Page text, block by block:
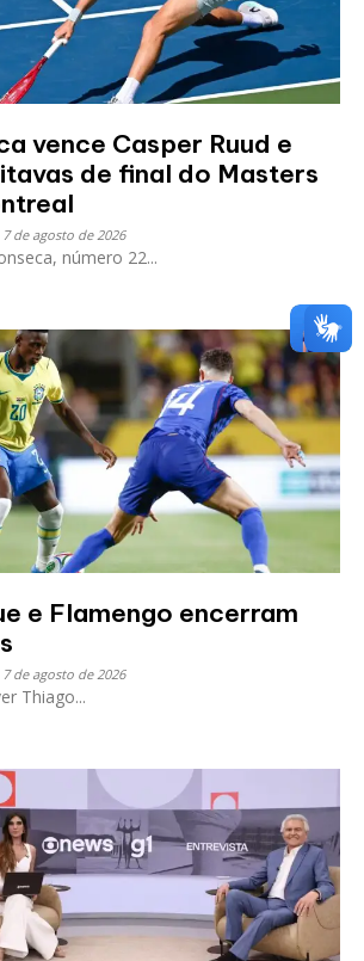
vence Casper Ruud e
de final do Masters
7 de agosto de 2026
número 22...
e Flamengo encerram
7 de agosto de 2026
Thiago...